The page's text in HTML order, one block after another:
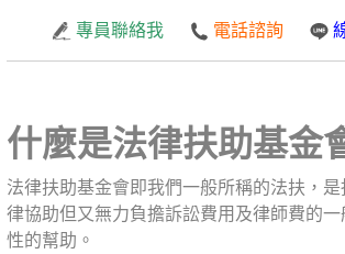
專員聯絡我
電話諮詢
什麼是法律扶助基金
法律扶助基金會即我們一般所稱的法扶，
律協助但又無力負擔訴訟費用及律師費的
性的幫助。